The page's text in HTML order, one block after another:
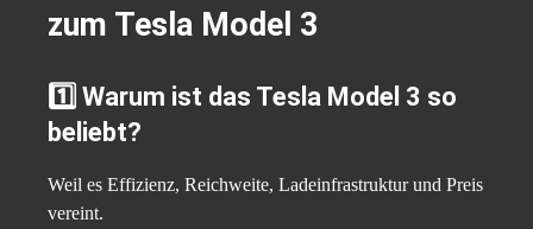
zum Tesla Model 3
1️⃣ Warum ist das Tesla Model 3 so
beliebt?
Weil es Effizienz, Reichweite, Ladeinfrastruktur und Preis
vereint.